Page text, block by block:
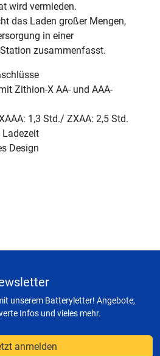
wird vermieden.
das Laden großer Mengen,
in einer
zusammenfasst.
Zithion-X AA- und AAA-
1,3 Std./ ZXAA: 2,5 Std.
Design
unserem Batteryletter! Angebote,
Infos und vieles mehr.
anmelden